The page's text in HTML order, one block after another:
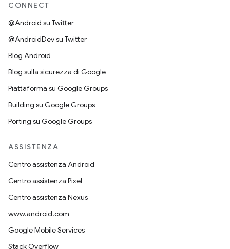
CONNECT
@Android su Twitter
@AndroidDev su Twitter
Blog Android
Blog sulla sicurezza di Google
Piattaforma su Google Groups
Building su Google Groups
Porting su Google Groups
ASSISTENZA
Centro assistenza Android
Centro assistenza Pixel
Centro assistenza Nexus
www.android.com
Google Mobile Services
Stack Overflow